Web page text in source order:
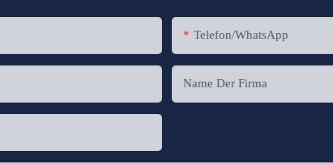
Telefon/WhatsApp
Name Der Firma